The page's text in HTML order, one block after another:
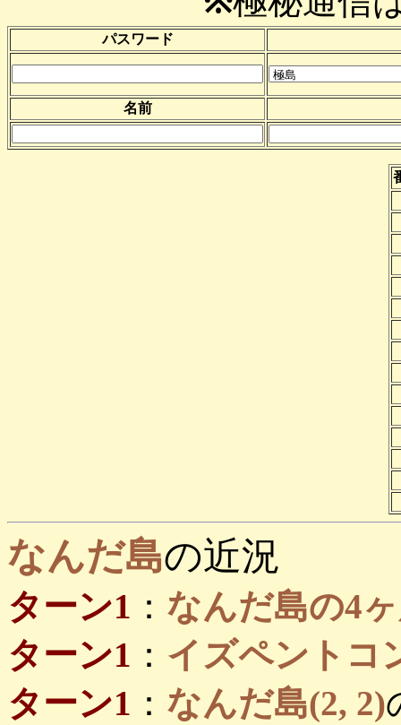
パスワード
名前
なんだ島の近況
ターン1 ： なんだ島の4
ターン1 ： イズペントコ
ターン1 ： なんだ島(2, 2)